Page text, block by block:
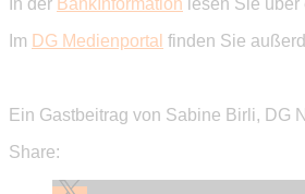
In der BankInformation lesen Sie über
Im DG Medienportal finden Sie
Ein Gastbeitrag von Sabine Birli, DG
Share: